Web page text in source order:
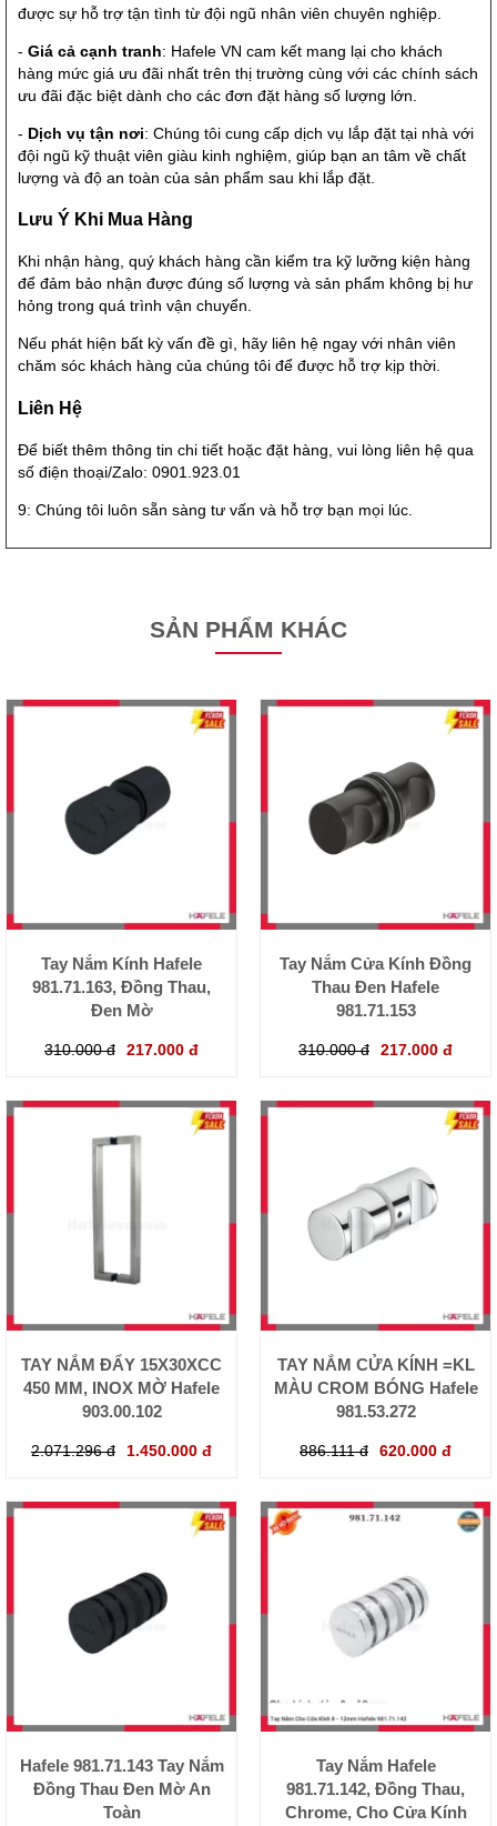
được sự hỗ trợ tận tình từ đội ngũ nhân viên chuyên nghiệp.
- Giá cả cạnh tranh: Hafele VN cam kết mang lại cho khách
hàng mức giá ưu đãi nhất trên thị trường cùng với các chính sách
ưu đãi đặc biệt dành cho các đơn đặt hàng số lượng lớn.
- Dịch vụ tận nơi: Chúng tôi cung cấp dịch vụ lắp đặt tại nhà với
đội ngũ kỹ thuật viên giàu kinh nghiệm, giúp bạn an tâm về chất
lượng và độ an toàn của sản phẩm sau khi lắp đặt.
Lưu Ý Khi Mua Hàng
Khi nhận hàng, quý khách hàng cần kiểm tra kỹ lưỡng kiện hàng
để đảm bảo nhận được đúng số lượng và sản phẩm không bị hư
hỏng trong quá trình vận chuyển.
Nếu phát hiện bất kỳ vấn đề gì, hãy liên hệ ngay với nhân viên
chăm sóc khách hàng của chúng tôi để được hỗ trợ kịp thời.
Liên Hệ
Để biết thêm thông tin chi tiết hoặc đặt hàng, vui lòng liên hệ qua
số điện thoại/Zalo: 0901.923.01
9: Chúng tôi luôn sẵn sàng tư vấn và hỗ trợ bạn mọi lúc.
SẢN PHẨM KHÁC
Tay Nắm Kính Hafele
981.71.163, Đồng Thau,
Đen Mờ
310.000 đ 217.000 đ
Tay Nắm Cửa Kính Đồng
Thau Đen Hafele
981.71.153
310.000 đ 217.000 đ
TAY NẮM ĐẨY 15X30XCC
450 MM, INOX MỜ Hafele
903.00.102
2.071.296 đ 1.450.000 đ
TAY NẮM CỬA KÍNH =KL
MÀU CROM BÓNG Hafele
981.53.272
886.111 đ 620.000 đ
Hafele 981.71.143 Tay Nắm
Đồng Thau Đen Mờ An
Toàn
Tay Nắm Hafele
981.71.142, Đồng Thau,
Chrome, Cho Cửa Kính